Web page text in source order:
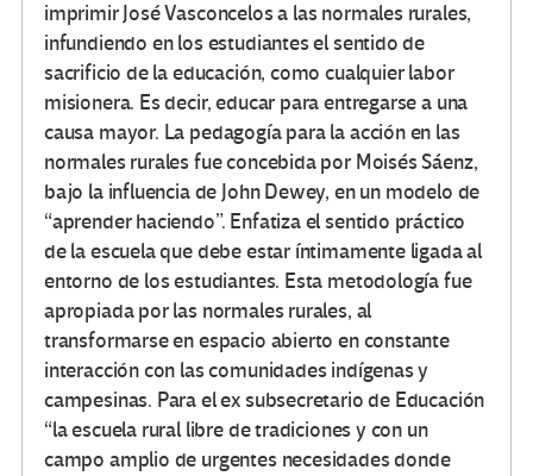
imprimir José Vasconcelos a las normales rurales,
infundiendo en los estudiantes el sentido de
sacrificio de la educación, como cualquier labor
misionera. Es decir, educar para entregarse a una
causa mayor. La pedagogía para la acción en las
normales rurales fue concebida por Moisés Sáenz,
bajo la influencia de John Dewey, en un modelo de
“aprender haciendo”. Enfatiza el sentido práctico
de la escuela que debe estar íntimamente ligada al
entorno de los estudiantes. Esta metodología fue
apropiada por las normales rurales, al
transformarse en espacio abierto en constante
interacción con las comunidades indígenas y
campesinas. Para el ex subsecretario de Educación
“la escuela rural libre de tradiciones y con un
campo amplio de urgentes necesidades donde